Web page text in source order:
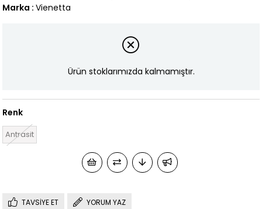
Marka : Vienetta
Ürün stoklarımızda kalmamıştır.
Renk
Antrasit
TAVSIYE ET YORUM YAZ